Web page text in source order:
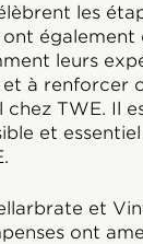
les
également
leurs
à renforcer
chez TWE. Il
et
et
ont